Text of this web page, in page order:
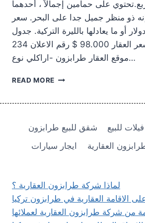
متر مربع.تحتوي على حمامين إجمالاً ، أحدهما
ذو منظر جميل جدا على البحر. سعر
ألف دولار أو ما يعادلها بالليرة التركية. جدول
مواصفات العقار سعر العقار 98.000 $ رقم الاعلان 234
موقع العقار طرابزون -اراكلي نوع…
READ MORE شقة
98.000
شقق للبيع طرابزون فيلات للبيع
ايجار سيارات
العقارية
لماذا شركة طرابزون العقارية ؟
الاقامة العقارية في طرابزون تركيا
من شركة طرابزون العقارية لعملائها